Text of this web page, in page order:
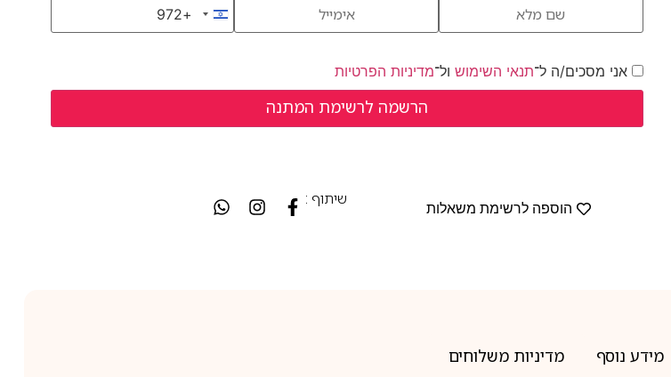
Israel +972
+972
אני מסכים/ה ל־תנאי השימוש ול־מדיניות הפרטיות
הוספה לרשימת משאלות
שיתוף :
מידע נוסף מדיניות משלוחים